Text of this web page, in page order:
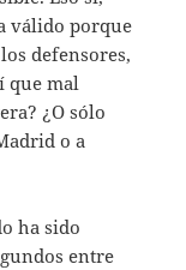
válido porque
defensores,
que mal
¿O sólo
o a
ha sido
entre